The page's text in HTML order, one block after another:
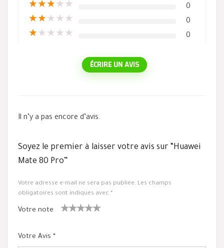
★★★★ ★ 0
★★★ ★ ★ 0
★★ ★ ★ ★ 0
ÉCRIRE UN AVIS
Il n’y a pas encore d’avis.
Soyez le premier à laisser votre avis sur “Huawei
Mate 80 Pro”
Votre adresse e-mail ne sera pas publiée. Les champs
obligatoires sont indiqués avec *
Votre note
Votre Avis *